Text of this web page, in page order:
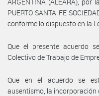
PUERTO SANTA FE
conforme lo dispuesto en la
Que el presente acuerdo
Colectivo de Trabajo de
Que en el acuerdo se
ausentismo, la incorporación